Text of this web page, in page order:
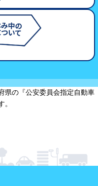
県の『公安委員会指定自動車
。